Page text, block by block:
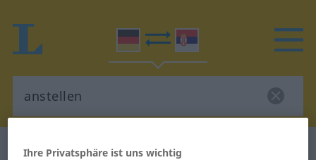
Deutsch-Serbisch Wörterbuch
Ihre Privatsphäre ist uns wichtig